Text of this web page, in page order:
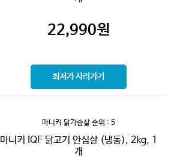
22,990원
최저가 사러가기
마니커 닭가슴살 순위 : 5
마니커 IQF 닭고기 안심살 (냉동), 2kg, 1
개